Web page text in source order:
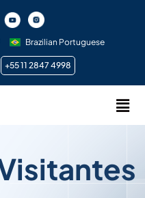
Brazilian Portuguese
+55 11 2847 4998